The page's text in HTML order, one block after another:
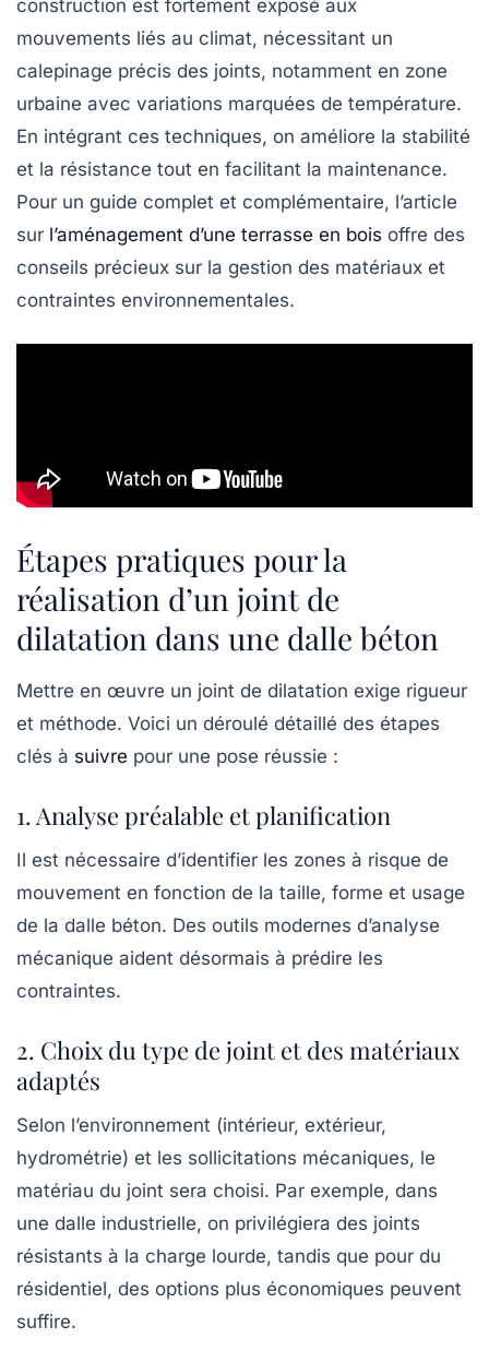
construction est fortement exposé aux
mouvements liés au climat, nécessitant un
calepinage précis des joints, notamment en zone
urbaine avec variations marquées de température.
En intégrant ces techniques, on améliore la stabilité
et la résistance tout en facilitant la maintenance.
Pour un guide complet et complémentaire, l’article
sur l’aménagement d’une terrasse en bois offre des
conseils précieux sur la gestion des matériaux et
contraintes environnementales.
Étapes pratiques pour la
réalisation d’un joint de
dilatation dans une dalle béton
Mettre en œuvre un joint de dilatation exige rigueur
et méthode. Voici un déroulé détaillé des étapes
clés à suivre pour une pose réussie :
1. Analyse préalable et planification
Il est nécessaire d’identifier les zones à risque de
mouvement en fonction de la taille, forme et usage
de la dalle béton. Des outils modernes d’analyse
mécanique aident désormais à prédire les
contraintes.
2. Choix du type de joint et des matériaux
adaptés
Selon l’environnement (intérieur, extérieur,
hydrométrie) et les sollicitations mécaniques, le
matériau du joint sera choisi. Par exemple, dans
une dalle industrielle, on privilégiera des joints
résistants à la charge lourde, tandis que pour du
résidentiel, des options plus économiques peuvent
suffire.